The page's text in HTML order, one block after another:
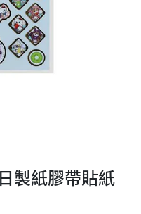
製紙膠帶貼紙